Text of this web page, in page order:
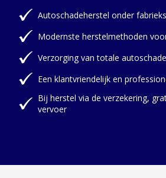
Autoschadeherstel onder
Modernste herstelmethoden
Verzorging van totale
Een klantvriendelijk en
Bij herstel via de verzekering,
vervoer